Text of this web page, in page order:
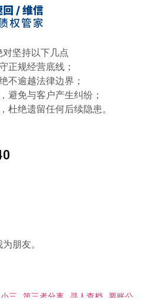
坚持以下几点
正规经营底线；
不逾越法律边界；
避免与客户产生纠纷；
杜绝遗留任何后续隐患。
朋友。
三 第三者分离 寻人查档
要账公